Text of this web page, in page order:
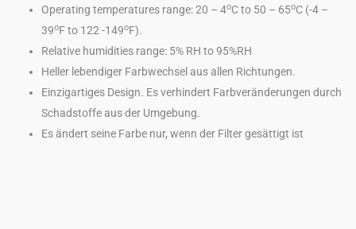
Operating temperatures range: 20 – 4oC to 50 – 65oC (-4 –
39oF to 122 -149oF).
Relative humidities range: 5% RH to 95%RH
Heller lebendiger Farbwechsel aus allen Richtungen.
Einzigartiges Design. Es verhindert Farbveränderungen durch
Schadstoffe aus der Umgebung.
Es ändert seine Farbe nur, wenn der Filter gesättigt ist